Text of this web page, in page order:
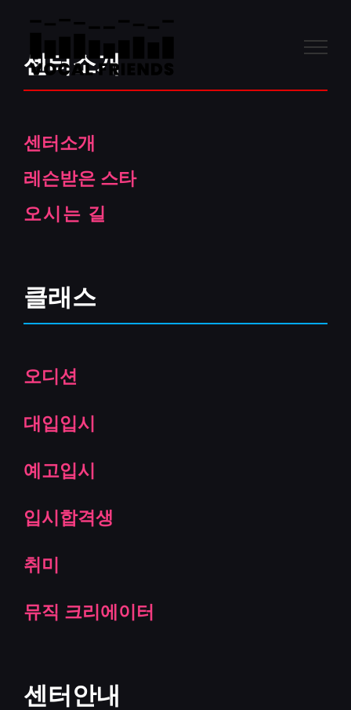
센터소개
센터소개
레슨받은 스타
오시는 길
클래스
오디션
대입입시
예고입시
입시합격생
취미
뮤직 크리에이터
센터안내